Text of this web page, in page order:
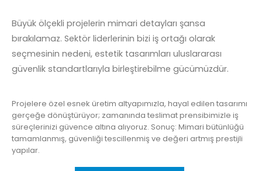
Büyük ölçekli projelerin mimari detayları şansa
bırakılamaz. Sektör liderlerinin bizi iş ortağı olarak
seçmesinin nedeni, estetik tasarımları uluslararası
güvenlik standartlarıyla birleştirebilme gücümüzdür.
Projelere özel esnek üretim altyapımızla, hayal edilen tasarımı
gerçeğe dönüştürüyor; zamanında teslimat prensibimizle iş
süreçlerinizi güvence altına alıyoruz. Sonuç: Mimari bütünlüğü
tamamlanmış, güvenliği tescillenmiş ve değeri artmış prestijli
yapılar.